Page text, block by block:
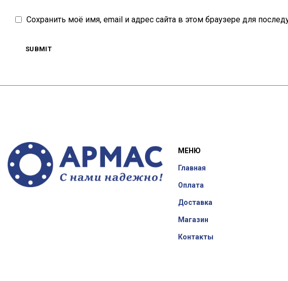
Сохранить моё имя, email и адрес сайта в этом браузере для
МЕНЮ
Главная
Оплата
Доставка
Магазин
Контакты